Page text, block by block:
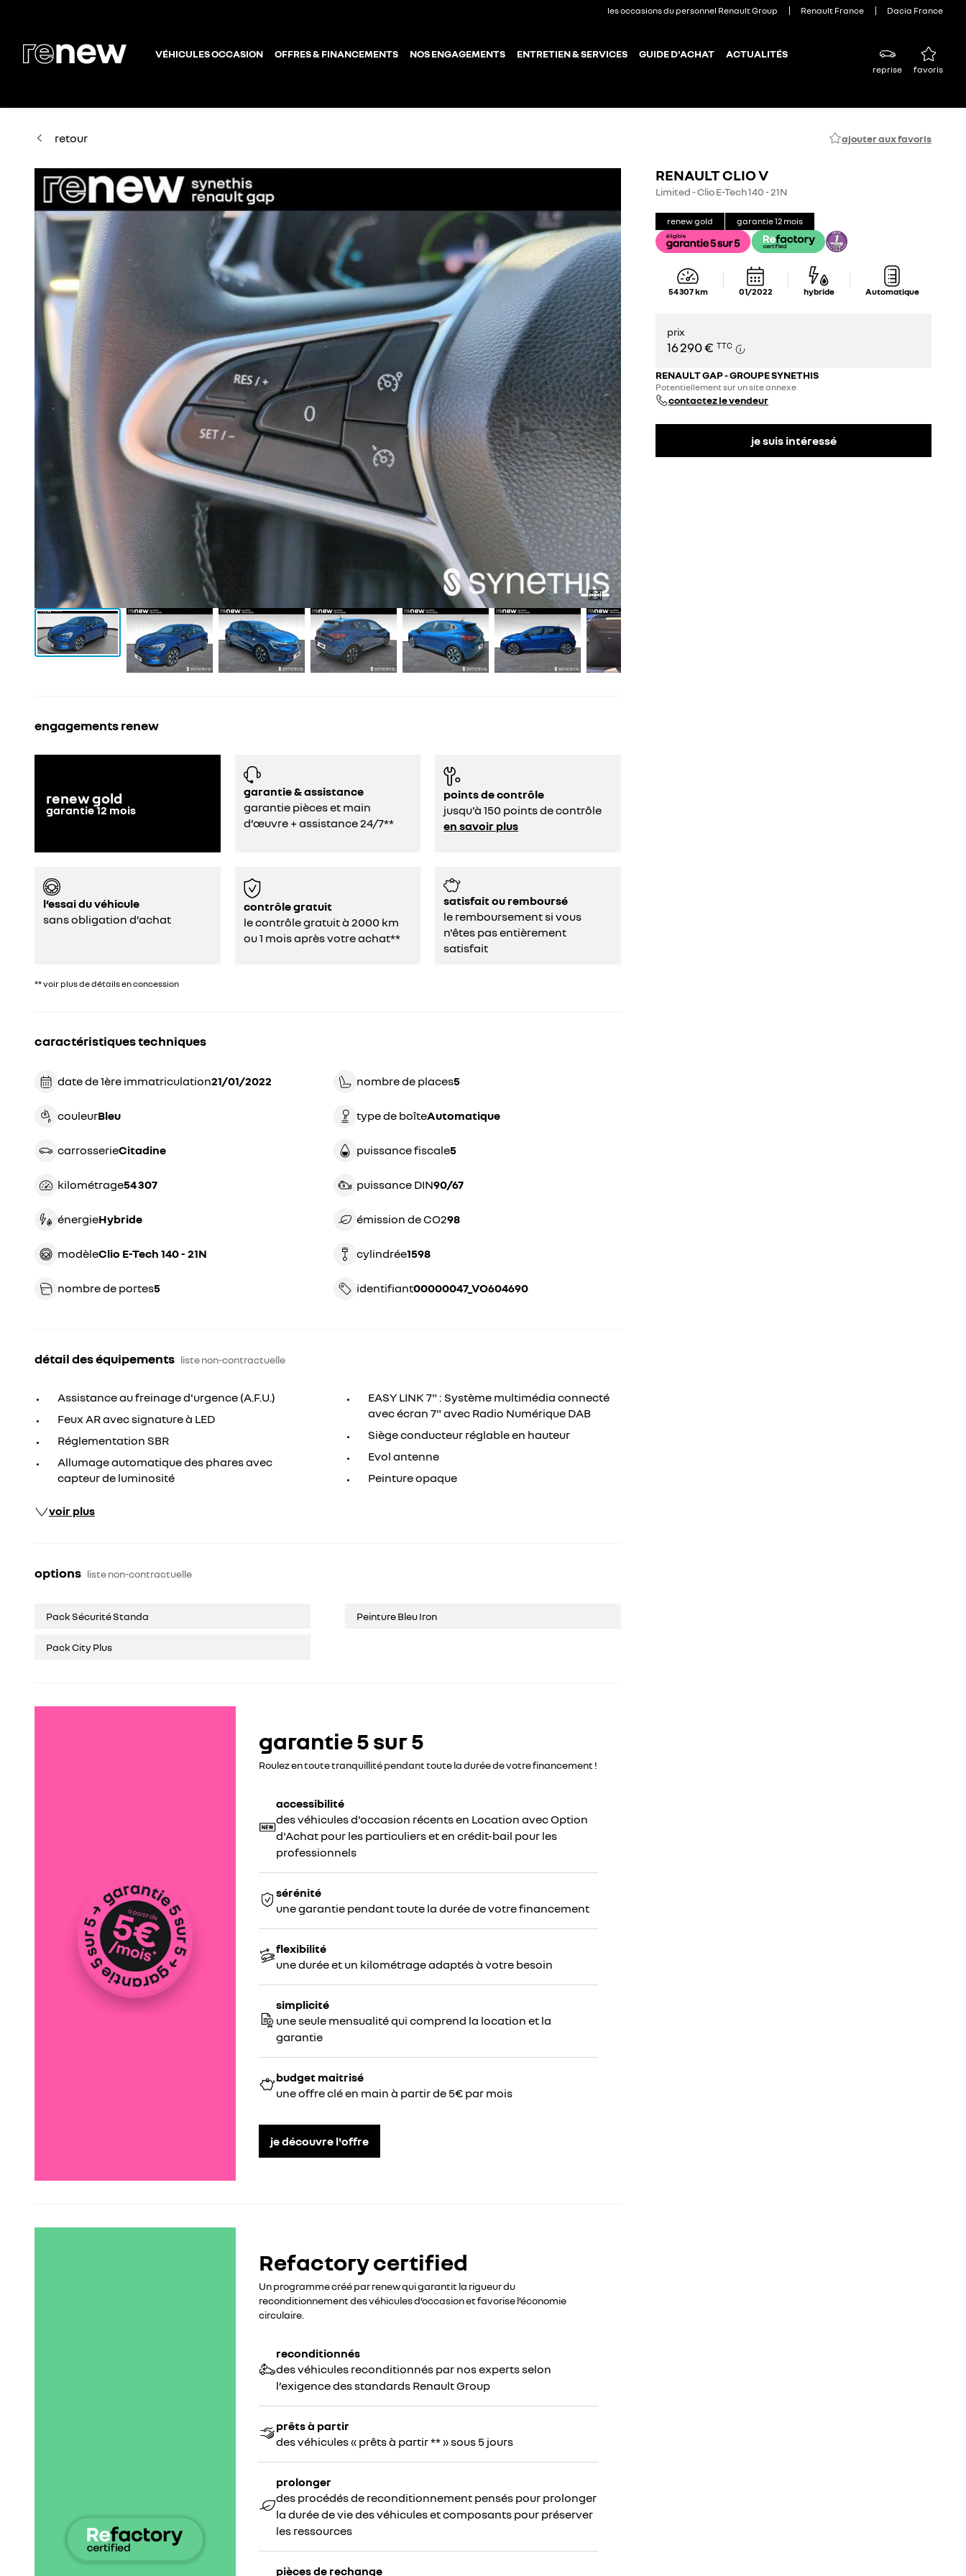
les occasions du personnel Renault Group Renault France Dacia France
VÉHICULES OCCASION OFFRES & FINANCEMENTS NOS ENGAGEMENTS ENTRETIEN & SERVICES GUIDE D'ACHAT ACTUALITÉS
reprise favoris
retour ajouter aux favoris
RENAULT CLIO V
Limited - Clio E-Tech 140 - 21N
renew gold garantie12 mois
54 307km 01/2022 hybride Automatique
prix
16 290 € TTC
RENAULT GAP - GROUPE SYNETHIS
Potentiellement sur un site annexe
contactez le vendeur
je suis intéressé
engagements renew
renew gold
garantie12 mois
garantie & assistance
garantie pièces et main
d’œuvre + assistance 24/7**
points de contrôle
jusqu'à 150 points de contrôle
en savoir plus
l’essai du véhicule
sans obligation d’achat
contrôle gratuit
le contrôle gratuit à 2000 km
ou 1 mois après votre achat**
satisfait ou remboursé
le remboursement si vous
n'êtes pas entièrement
satisfait
** voir plus de détails en concession
caractéristiques techniques
date de 1ère immatriculation 21/01/2022
couleur bleu
carrosserie citadine
kilométrage 54 307
énergie hybride
modèle Clio E-Tech 140 - 21N
nombre de portes5
nombre de places5
type de boîte automatique
puissance fiscale5
puissance DIN 90/67
émission de CO2 98
cylindrée 1598
identifiant 00000047_VO604690
détail des équipements liste non-contractuelle
Assistance au freinage d'urgence (A.F.U.)
Feux AR avec signature à LED
Réglementation SBR
Allumage automatique des phares avec
capteur de luminosité
EASY LINK 7" : Système multimédia connecté
avec écran 7" avec Radio Numérique DAB
Siège conducteur réglable en hauteur
Evol antenne
Peinture opaque
voir plus
options liste non-contractuelle
Pack Sécurité Standa
Pack City Plus
Peinture Bleu Iron
garantie 5 sur 5
Roulez en toute tranquillité pendant toute la durée de votre financement !
accessibilité
des véhicules d'occasion récents en Location avec Option
d'Achat pour les particuliers et en crédit-bail pour les
professionnels
sérénité
une garantie pendant toute la durée de votre financement
flexibilité
une durée et un kilométrage adaptés à votre besoin
simplicité
une seule mensualité qui comprend la location et la
garantie
budget maitrisé
une offre clé en main à partir de 5€ par mois
je découvre l'offre
Refactory certified
Un programme créé par renew qui garantit la rigueur du
reconditionnement des véhicules d’occasion et favorise l’économie
circulaire.
reconditionnés
des véhicules reconditionnés par nos experts selon
l’exigence des standards Renault Group
prêts à partir
des véhicules « prêts à partir ** » sous 5 jours
prolonger
des procédés de reconditionnement pensés pour prolonger
la durée de vie des véhicules et composants pour préserver
les ressources
pièces de rechange